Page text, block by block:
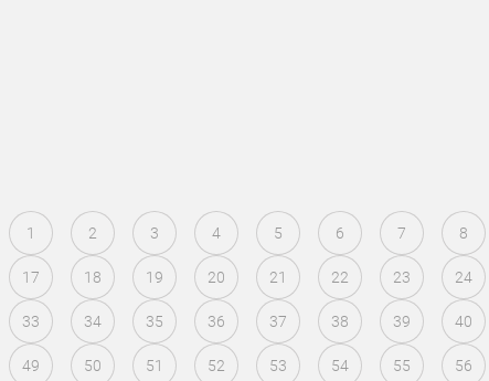
1 2 3 4 5 6 7 8
17 18 19 20 21 22 23 24
33 34 35 36 37 38 39 40
49 50 51 52 53 54 55 56